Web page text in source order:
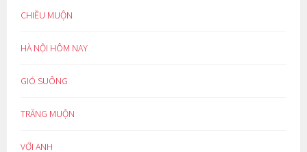
CHIỀU MUỘN
HÀ NỘI HÔM NAY
GIÓ SUÔNG
TRĂNG MUỘN
VỚI ANH